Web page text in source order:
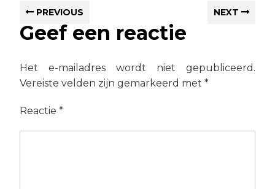
PREVIOUS NEXT
Geef een reactie
Het e-mailadres wordt niet gepubliceerd.
Vereiste velden zijn gemarkeerd met *
Reactie *